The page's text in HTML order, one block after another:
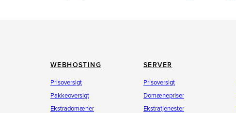
WEBHOSTING
Prisoversigt
Pakkeoversigt
Ekstradomæner
SERVER
Prisoversigt
Domænepriser
Ekstratjenester